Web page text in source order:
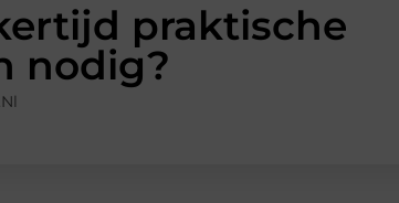
praktische
nodig?